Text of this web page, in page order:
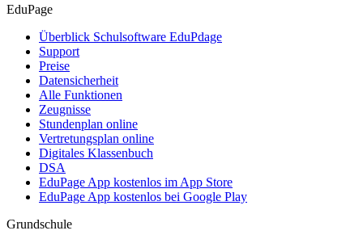
EduPage
Überblick Schulsoftware EduPdage
Support
Preise
Datensicherheit
Alle Funktionen
Zeugnisse
Stundenplan online
Vertretungsplan online
Digitales Klassenbuch
DSA
EduPage App kostenlos im App Store
EduPage App kostenlos bei Google Play
Grundschule